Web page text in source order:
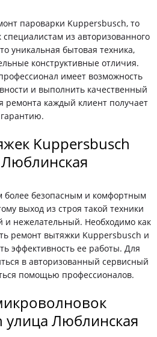
пароварки Kuppersbusch, то
из авторизованного
уникальная бытовая техника,
конструктивные отличия.
имеет возможность
и выполнить качественный
ремонта каждый клиент получает
гарантию.
Kuppersbusch
более безопасным и комфортным
выход из строя такой техники
и нежелательный. Необходимо как
ремонт вытяжки Kuppersbusch и
эффективность ее работы. Для
в авторизованный сервисный
помощью профессионалов.
улица Люблинская